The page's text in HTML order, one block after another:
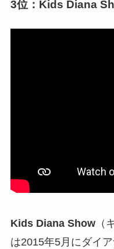
3位：Kids Diana
Kids Diana Show（
は2015年5月にダイ